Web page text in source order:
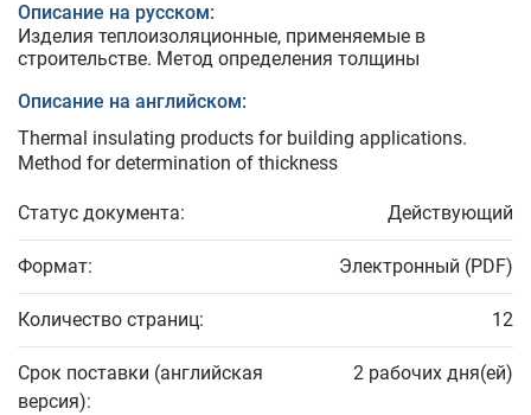
Описание на русском:
Изделия теплоизоляционные, применяемые в
строительстве. Метод определения толщины
Описание на английском:
Thermal insulating products for building applications.
Method for determination of thickness
Статус документа: Действующий
Формат: Электронный (PDF)
Количество страниц: 12
Срок поставки (английская
версия):
2 рабочих дня(ей)